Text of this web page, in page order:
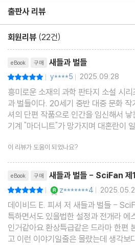
출판사 리뷰
회원리뷰 (22건)
eBook 구매 새들과 벌들
| y****5 | 2025.09.28
흥미로운 소재의 과학 판타지 소설 시
과 벌들이다. 20세기 중반 대중 문화 작
셔의 단편 작품으로 인간을 임신해서 낳
기계 "마더니트"가 망가지며 대혼란이
이 리뷰가 도움이 되었나요?
eBook 구매 새들과 벌들 - SciFan 제
| z*******4 |
데이비드 E. 피셔 저 새들과 벌들 -
특하면서도 있을법한 설정과 전개라 에
인거같아요 환상특급같은 드라마 한편
고 이런 이야기일줄은 몰랐는데 생각보